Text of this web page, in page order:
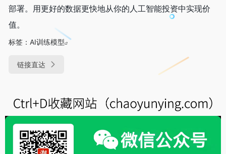
部署。用更好的数据更快地从你的人工智能投资中实现价
值。
标签： AI训练模型
链接直达